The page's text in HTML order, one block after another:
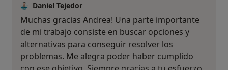
Daniel Tejedor
Muchas gracias Andrea! Una parte importante
de mi trabajo consiste en buscar opciones y
alternativas para conseguir resolver los
problemas. Me alegra poder haber cumplido
Sí, varias veces
Sí, una vez
No, pero lo consideraría